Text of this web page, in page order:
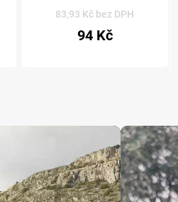
83,93 Kč bez DPH
94 Kč